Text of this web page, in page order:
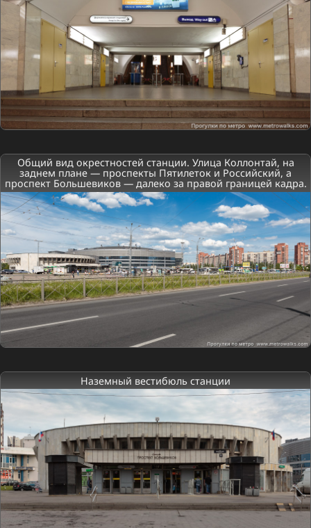
Общий вид окрестностей станции. Улица Коллонтай, на
заднем плане — проспекты Пятилеток и Российский, а
проспект Большевиков — далеко за правой границей кадра.
Наземный вестибюль станции